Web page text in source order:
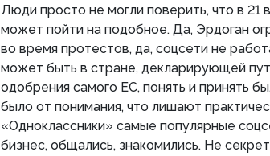
Люди просто не могли поверить, что в 21
может пойти на подобное. Да, Эрдоган
во время протестов, да, соцсети не
может быть в стране, декларирующей
одобрения самого ЕС, понять и принять
было от понимания, что лишают
«Одноклассники» самые популярные
бизнес, общались, знакомились. Не